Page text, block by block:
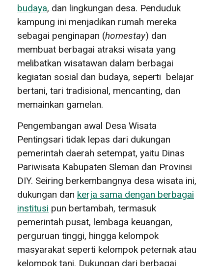
budaya, dan lingkungan desa. Penduduk
kampung ini menjadikan rumah mereka
sebagai penginapan (homestay) dan
membuat berbagai atraksi wisata yang
melibatkan wisatawan dalam berbagai
kegiatan sosial dan budaya, seperti belajar
bertani, tari tradisional, mencanting, dan
memainkan gamelan.
Pengembangan awal Desa Wisata
Pentingsari tidak lepas dari dukungan
pemerintah daerah setempat, yaitu Dinas
Pariwisata Kabupaten Sleman dan Provinsi
DIY. Seiring berkembangnya desa wisata ini,
dukungan dan kerja sama dengan berbagai
institusi pun bertambah, termasuk
pemerintah pusat, lembaga keuangan,
perguruan tinggi, hingga kelompok
masyarakat seperti kelompok peternak atau
kelompok tani. Dukungan dari berbagai